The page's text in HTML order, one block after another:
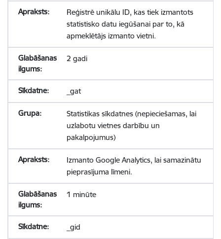
Reģistrē unikālu ID, kas tiek izmantots
statistisko datu iegūšanai par to, kā
apmeklētājs izmanto vietni.
2 gadi
_gat
Statistikas sīkdatnes (nepieciešamas, lai
uzlabotu vietnes darbību un
pakalpojumus)
Izmanto Google Analytics, lai samazinātu
pieprasījuma līmeni.
1 minūte
_gid